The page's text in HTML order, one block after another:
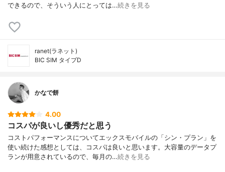
できるので、そういう人にとっては…続きを見る
ranet(ラネット)
BIC SIM タイプD
かなで餅
4.00
コスパが良いし優秀だと思う
コストパフォーマンスについてエックスモバイルの「シン・プラン」を
使い続けた感想としては、コスパは良いと思います。大容量のデータプ
ランが用意されているので、毎月の…続きを見る